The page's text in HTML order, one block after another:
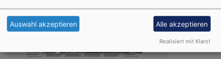
Auswahl akzeptieren Alle akzeptieren
Realisiert mit Klaro!